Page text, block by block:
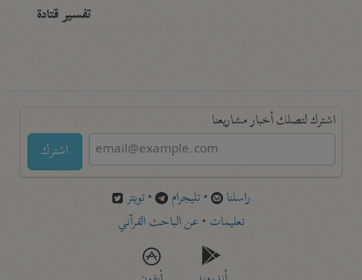
تفسير قتادة
اشترك لتصلك أخبار مشاريعنا
اشترك
راسلنا •تليجرام •تويتر
تعليمات •عن الباحث القرآني